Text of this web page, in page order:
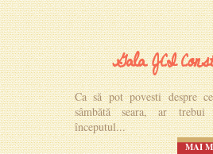
Gala JCI
Ca să pot povesti despre
sâmbătă seara, ar
începutul...
MAI